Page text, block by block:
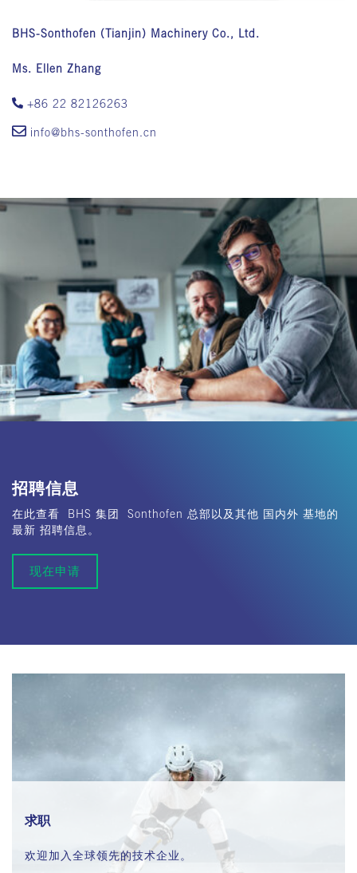
BHS-Sonthofen (Tianjin) Machinery Co., Ltd.
Ms. Ellen Zhang
+86 22 82126263
info@bhs-sonthofen.cn
招聘信息
在此查看 BHS 集团 Sonthofen 总部以及其他 国内外 基地的
最新 招聘信息。
现在申请
求职
欢迎加入全球领先的技术企业。